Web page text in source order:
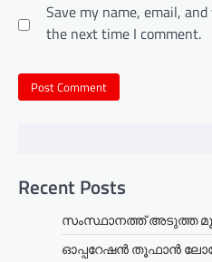
Save my name, email,
the next time I comment.
Recent Posts
സംസ്ഥാനത്ത് അടുത്ത
ഓപ്പറേഷൻ തൂഫാൻ